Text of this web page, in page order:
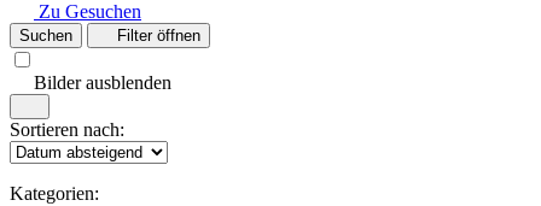
Zu Gesuchen
Suchen Filter öffnen
Bilder ausblenden
Sortieren nach:
Kategorien: